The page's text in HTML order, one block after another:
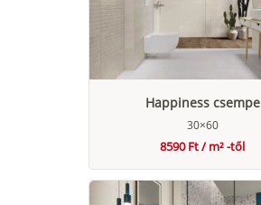
Happiness csempe
30×60
8590 Ft / m² -től